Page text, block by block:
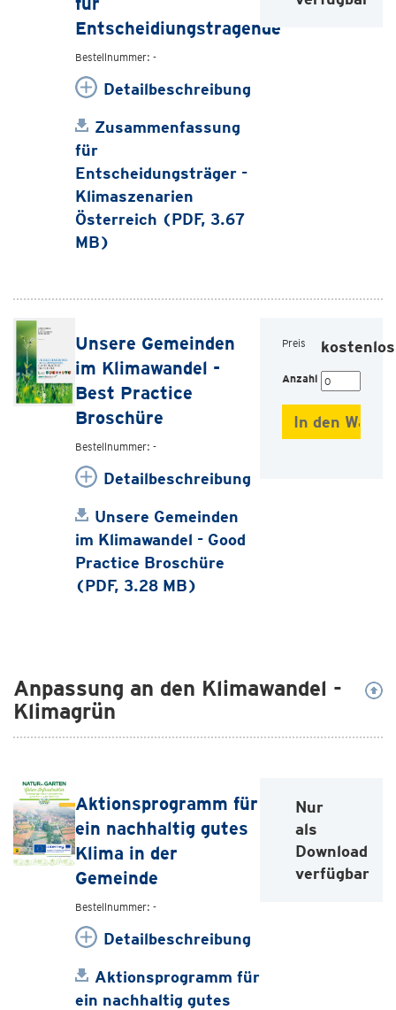
Entscheidiungstragende
Bestellnummer: -
Detailbeschreibung
Zusammenfassung
für
Entscheidungsträger -
Klimaszenarien
Österreich (PDF, 3.67
MB)
Unsere Gemeinden
im Klimawandel -
Best Practice
Broschüre
Bestellnummer: -
Detailbeschreibung
Unsere Gemeinden
im Klimawandel - Good
Practice Broschüre
(PDF, 3.28 MB)
Preis kostenlos
Anzahl
Anpassung an den Klimawandel -
Klimagrün
Aktionsprogramm für
ein nachhaltig gutes
Klima in der
Gemeinde
Bestellnummer: -
Detailbeschreibung
Aktionsprogramm für
ein nachhaltig gutes
Nur
als
Download
verfügbar